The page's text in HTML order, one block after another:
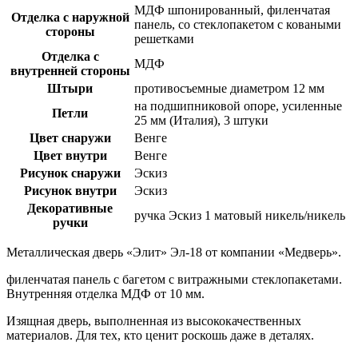
Отделка с наружной
стороны
МДФ шпонированный, филенчатая
панель, со стеклопакетом с коваными
решетками
Отделка с
внутренней стороны
МДФ
Штыри
противосъемные диаметром 12 мм
Петли
на подшипниковой опоре, усиленные
25 мм (Италия), 3 штуки
Цвет снаружи
Венге
Цвет внутри
Венге
Рисунок снаружи
Эскиз
Рисунок внутри
Эскиз
Декоративные
ручки
ручка Эскиз 1 матовый никель/никель
Металлическая дверь «Элит» Эл-18 от компании «Медверь».
филенчатая панель с багетом с витражными стеклопакетами.
Внутренняя отделка МДФ от 10 мм.
Изящная дверь, выполненная из высококачественных
материалов. Для тех, кто ценит роскошь даже в деталях.